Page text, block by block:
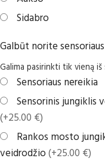
Sidabro
Galbūt norite
Galima pasirinkti tik vieną iš
Sensoriaus nereikia
Sensorinis jungiklis
(+25.00 €)
Rankos mosto
veidrodžio(+25.00 €)